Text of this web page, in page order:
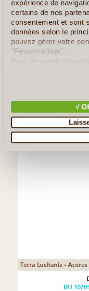
expérience de
certains de nos
consentement et sont
données selon le
pouvez gérer votre
"Personnaliser".
Pour en savoir plus et
√
Terra Lusitania - Açores
DU 20/
inter-îles par avion et
Terra Lusitania - Açores
DU 10/